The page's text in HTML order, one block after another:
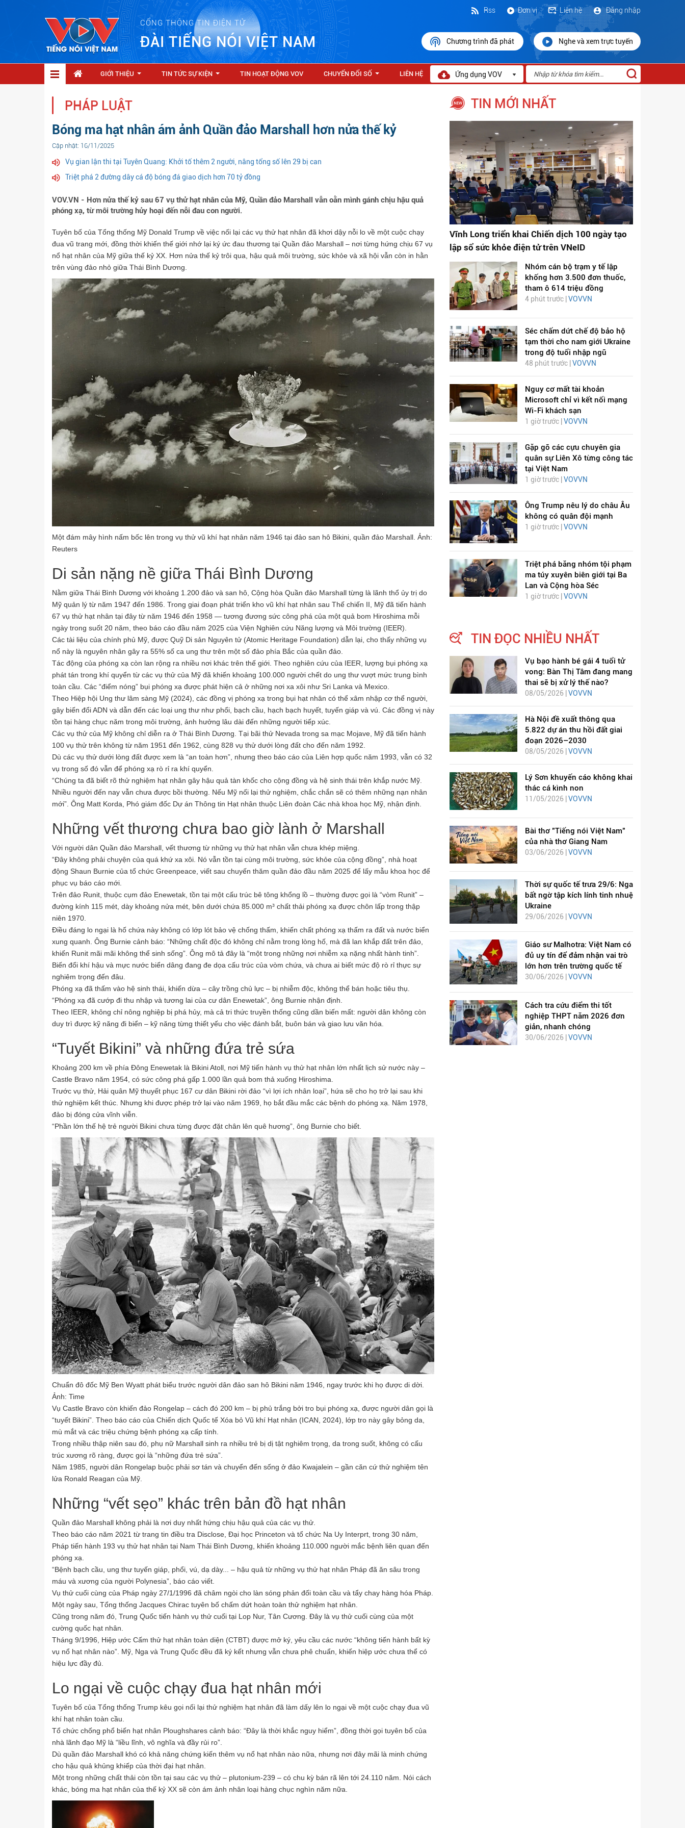
CỔNG THÔNG TIN ĐIỆN TỬ
ĐÀI TIẾNG NÓI VIỆT NAM
Đăng nhập
Liên hệ
Đơn vị
Rss
Chương trình đã phát Nghe và xem trực tuyến
GIỚI THIỆU TIN TỨC SỰ KIỆN TIN HOẠT ĐỘNG VOV CHUYỂN ĐỔI SỐ LIÊN HỆ Ứng dụng VOV
PHÁP LUẬT
Bóng ma hạt nhân ám ảnh Quần đảo Marshall hơn nửa thế kỷ
Cập nhật: 16/11/2025
Vụ gian lận thi tại Tuyên Quang: Khởi tố thêm 2 người, nâng tổng số lên 29 bị can
Triệt phá 2 đường dây cá độ bóng đá giao dịch hơn 70 tỷ đồng
VOV.VN - Hơn nửa thế kỷ sau 67 vụ thử hạt nhân của Mỹ, Quần đảo Marshall vẫn oằn mình gánh chịu hậu quả
phóng xạ, từ môi trường hủy hoại đến nỗi đau con người.
Tuyên bố của Tổng thống Mỹ Donald Trump về việc nối lại các vụ thử hạt nhân đã khơi dậy nỗi lo về một cuộc chạy
đua vũ trang mới, đồng thời khiến thế giới nhớ lại ký ức đau thương tại Quần đảo Marshall – nơi từng hứng chịu 67 vụ
nổ hạt nhân của Mỹ giữa thế kỷ XX. Hơn nửa thế kỷ trôi qua, hậu quả môi trường, sức khỏe và xã hội vẫn còn in hằn
trên vùng đảo nhỏ giữa Thái Bình Dương.
Một đám mây hình nấm bốc lên trong vụ thử vũ khí hạt nhân năm 1946 tại đảo san hô Bikini, quần đảo Marshall. Ảnh:
Reuters
Di sản nặng nề giữa Thái Bình Dương
Nằm giữa Thái Bình Dương với khoảng 1.200 đảo và san hô, Cộng hòa Quần đảo Marshall từng là lãnh thổ ủy trị do
Mỹ quản lý từ năm 1947 đến 1986. Trong giai đoạn phát triển kho vũ khí hạt nhân sau Thế chiến II, Mỹ đã tiến hành
67 vụ thử hạt nhân tại đây từ năm 1946 đến 1958 — tương đương sức công phá của một quả bom Hiroshima mỗi
ngày trong suốt 20 năm, theo báo cáo đầu năm 2025 của Viện Nghiên cứu Năng lượng và Môi trường (IEER).
Các tài liệu của chính phủ Mỹ, được Quỹ Di sản Nguyên tử (Atomic Heritage Foundation) dẫn lại, cho thấy những vụ
nổ này là nguyên nhân gây ra 55% số ca ung thư trên một số đảo phía Bắc của quần đảo.
Tác động của phóng xạ còn lan rộng ra nhiều nơi khác trên thế giới. Theo nghiên cứu của IEER, lượng bụi phóng xạ
phát tán trong khí quyển từ các vụ thử của Mỹ đã khiến khoảng 100.000 người chết do ung thư vượt mức trung bình
toàn cầu. Các “điểm nóng” bụi phóng xạ được phát hiện cả ở những nơi xa xôi như Sri Lanka và Mexico.
Theo Hiệp hội Ung thư lâm sàng Mỹ (2024), các đồng vị phóng xạ trong bụi hạt nhân có thể xâm nhập cơ thể người,
gây biến đổi ADN và dẫn đến các loại ung thư như phổi, bạch cầu, hạch bạch huyết, tuyến giáp và vú. Các đồng vị này
tồn tại hàng chục năm trong môi trường, ảnh hưởng lâu dài đến những người tiếp xúc.
Các vụ thử của Mỹ không chỉ diễn ra ở Thái Bình Dương. Tại bãi thử Nevada trong sa mạc Mojave, Mỹ đã tiến hành
100 vụ thử trên không từ năm 1951 đến 1962, cùng 828 vụ thử dưới lòng đất cho đến năm 1992.
Dù các vụ thử dưới lòng đất được xem là “an toàn hơn”, nhưng theo báo cáo của Liên hợp quốc năm 1993, vẫn có 32
vụ trong số đó vẫn để phóng xạ rò rỉ ra khí quyển.
“Chúng ta đã biết rõ thử nghiệm hạt nhân gây hậu quả tàn khốc cho cộng đồng và hệ sinh thái trên khắp nước Mỹ.
Nhiều người đến nay vẫn chưa được bồi thường. Nếu Mỹ nối lại thử nghiệm, chắc chắn sẽ có thêm những nạn nhân
mới”. Ông Matt Korda, Phó giám đốc Dự án Thông tin Hạt nhân thuộc Liên đoàn Các nhà khoa học Mỹ, nhận định.
Những vết thương chưa bao giờ lành ở Marshall
Với người dân Quần đảo Marshall, vết thương từ những vụ thử hạt nhân vẫn chưa khép miệng.
“Đây không phải chuyện của quá khứ xa xôi. Nó vẫn tồn tại cùng môi trường, sức khỏe của cộng đồng”, nhà hoạt
động Shaun Burnie của tổ chức Greenpeace, viết sau chuyến thăm quần đảo đầu năm 2025 để lấy mẫu khoa học để
phục vụ báo cáo mới.
Trên đảo Runit, thuộc cụm đảo Enewetak, tồn tại một cấu trúc bê tông khổng lồ – thường được gọi là “vòm Runit” –
đường kính 115 mét, dày khoảng nửa mét, bên dưới chứa 85.000 m³ chất thải phóng xạ được chôn lấp trong thập
niên 1970.
Điều đáng lo ngại là hố chứa này không có lớp lót bảo vệ chống thấm, khiến chất phóng xạ thấm ra đất và nước biển
xung quanh. Ông Burnie cảnh báo: “Những chất độc đó không chỉ nằm trong lòng hố, mà đã lan khắp đất trên đảo,
khiến Runit mãi mãi không thể sinh sống”. Ông mô tả đây là “một trong những nơi nhiễm xạ nặng nhất hành tinh”.
Biến đổi khí hậu và mực nước biển dâng đang đe dọa cấu trúc của vòm chứa, và chưa ai biết mức độ rò rỉ thực sự
nghiêm trọng đến đâu.
Phóng xạ đã thấm vào hệ sinh thái, khiến dừa – cây trồng chủ lực – bị nhiễm độc, không thể bán hoặc tiêu thụ.
“Phóng xạ đã cướp đi thu nhập và tương lai của cư dân Enewetak”, ông Burnie nhận định.
Theo IEER, không chỉ nông nghiệp bị phá hủy, mà cả tri thức truyền thống cũng dần biến mất: người dân không còn
duy trì được kỹ năng đi biển – kỹ năng từng thiết yếu cho việc đánh bắt, buôn bán và giao lưu văn hóa.
“Tuyết Bikini” và những đứa trẻ sứa
Khoảng 200 km về phía Đông Enewetak là Bikini Atoll, nơi Mỹ tiến hành vụ thử hạt nhân lớn nhất lịch sử nước này –
Castle Bravo năm 1954, có sức công phá gấp 1.000 lần quả bom thả xuống Hiroshima.
Trước vụ thử, Hải quân Mỹ thuyết phục 167 cư dân Bikini rời đảo “vì lợi ích nhân loại”, hứa sẽ cho họ trở lại sau khi
thử nghiệm kết thúc. Nhưng khi được phép trở lại vào năm 1969, họ bắt đầu mắc các bệnh do phóng xạ. Năm 1978,
đảo bị đóng cửa vĩnh viễn.
“Phần lớn thế hệ trẻ người Bikini chưa từng được đặt chân lên quê hương”, ông Burnie cho biết.
Chuẩn đô đốc Mỹ Ben Wyatt phát biểu trước người dân đảo san hô Bikini năm 1946, ngay trước khi họ được di dời.
Ảnh: Time
Vụ Castle Bravo còn khiến đảo Rongelap – cách đó 200 km – bị phủ trắng bởi tro bụi phóng xạ, được người dân gọi là
“tuyết Bikini”. Theo báo cáo của Chiến dịch Quốc tế Xóa bỏ Vũ khí Hạt nhân (ICAN, 2024), lớp tro này gây bỏng da,
mù mắt và các triệu chứng bệnh phóng xạ cấp tính.
Trong nhiều thập niên sau đó, phụ nữ Marshall sinh ra nhiều trẻ bị dị tật nghiêm trọng, da trong suốt, không có cấu
trúc xương rõ ràng, được gọi là “những đứa trẻ sứa”.
Năm 1985, người dân Rongelap buộc phải sơ tán và chuyển đến sống ở đảo Kwajalein – gần căn cứ thử nghiệm tên
lửa Ronald Reagan của Mỹ.
Những “vết sẹo” khác trên bản đồ hạt nhân
Quần đảo Marshall không phải là nơi duy nhất hứng chịu hậu quả của các vụ thử.
Theo báo cáo năm 2021 từ trang tin điều tra Disclose, Đại học Princeton và tổ chức Na Uy Interprt, trong 30 năm,
Pháp tiến hành 193 vụ thử hạt nhân tại Nam Thái Bình Dương, khiến khoảng 110.000 người mắc bệnh liên quan đến
phóng xạ.
“Bệnh bạch cầu, ung thư tuyến giáp, phổi, vú, dạ dày... – hậu quả từ những vụ thử hạt nhân Pháp đã ăn sâu trong
máu và xương của người Polynesia”, báo cáo viết.
Vụ thử cuối cùng của Pháp ngày 27/1/1996 đã châm ngòi cho làn sóng phản đối toàn cầu và tẩy chay hàng hóa Pháp.
Một ngày sau, Tổng thống Jacques Chirac tuyên bố chấm dứt hoàn toàn thử nghiệm hạt nhân.
Cũng trong năm đó, Trung Quốc tiến hành vụ thử cuối tại Lop Nur, Tân Cương. Đây là vụ thử cuối cùng của một
cường quốc hạt nhân.
Tháng 9/1996, Hiệp ước Cấm thử hạt nhân toàn diện (CTBT) được mở ký, yêu cầu các nước “không tiến hành bất kỳ
vụ nổ hạt nhân nào”. Mỹ, Nga và Trung Quốc đều đã ký kết nhưng vẫn chưa phê chuẩn, khiến hiệp ước chưa thể có
hiệu lực đầy đủ.
Lo ngại về cuộc chạy đua hạt nhân mới
Tuyên bố của Tổng thống Trump kêu gọi nối lại thử nghiệm hạt nhân đã làm dấy lên lo ngại về một cuộc chạy đua vũ
khí hạt nhân toàn cầu.
Tổ chức chống phổ biến hạt nhân Ploughshares cảnh báo: “Đây là thời khắc nguy hiểm”, đồng thời gọi tuyên bố của
nhà lãnh đạo Mỹ là “liều lĩnh, vô nghĩa và đầy rủi ro”.
Dù quần đảo Marshall khó có khả năng chứng kiến thêm vụ nổ hạt nhân nào nữa, nhưng nơi đây mãi là minh chứng
cho hậu quả khủng khiếp của thời đại hạt nhân.
Một trong những chất thải còn tồn tại sau các vụ thử – plutonium-239 – có chu kỳ bán rã lên tới 24.110 năm. Nói cách
khác, bóng ma hạt nhân của thế kỷ XX sẽ còn ám ảnh nhân loại hàng chục nghìn năm nữa.
TIN MỚI NHẤT
Vĩnh Long triển khai Chiến dịch 100 ngày tạo
lập sổ sức khỏe điện tử trên VNeID
Nhóm cán bộ trạm y tế lập
khống hơn 3.500 đơn thuốc,
tham ô 614 triệu đồng
4 phút trước |VOVVN
Séc chấm dứt chế độ bảo hộ
tạm thời cho nam giới Ukraine
trong độ tuổi nhập ngũ
48 phút trước | VOVVN
Nguy cơ mất tài khoản
Microsoft chỉ vì kết nối mạng
Wi-Fi khách sạn
1 giờ trước | VOVVN
Gặp gỡ các cựu chuyên gia
quân sự Liên Xô từng công tác
tại Việt Nam
1 giờ trước | VOVVN
Ông Trump nêu lý do châu Âu
không có quân đội mạnh
1 giờ trước | VOVVN
Triệt phá băng nhóm tội phạm
ma túy xuyên biên giới tại Ba
Lan và Cộng hòa Séc
1 giờ trước | VOVVN
TIN ĐỌC NHIỀU NHẤT
Vụ bạo hành bé gái 4 tuổi tử
vong: Bàn Thị Tâm đang mang
thai sẽ bị xử lý thế nào?
08/05/2026 | VOVVN
Hà Nội đề xuất thông qua
5.822 dự án thu hồi đất giai
đoạn 2026–2030
08/05/2026 | VOVVN
Lý Sơn khuyến cáo không khai
thác cá kình non
11/05/2026 | VOVVN
Bài thơ "Tiếng nói Việt Nam"
của nhà thơ Giang Nam
03/06/2026 | VOVVN
Thời sự quốc tế trưa 29/6: Nga
bất ngờ tập kích lính tinh nhuệ
Ukraine
29/06/2026 | VOVVN
Giáo sư Malhotra: Việt Nam có
đủ uy tín để đảm nhận vai trò
lớn hơn trên trường quốc tế
30/06/2026 | VOVVN
Cách tra cứu điểm thi tốt
nghiệp THPT năm 2026 đơn
giản, nhanh chóng
30/06/2026 | VOVVN